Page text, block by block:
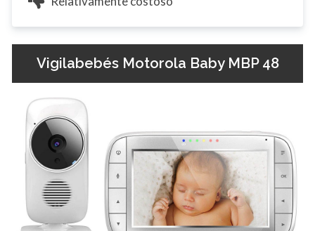
Vigilabebés Motorola Baby MBP 48